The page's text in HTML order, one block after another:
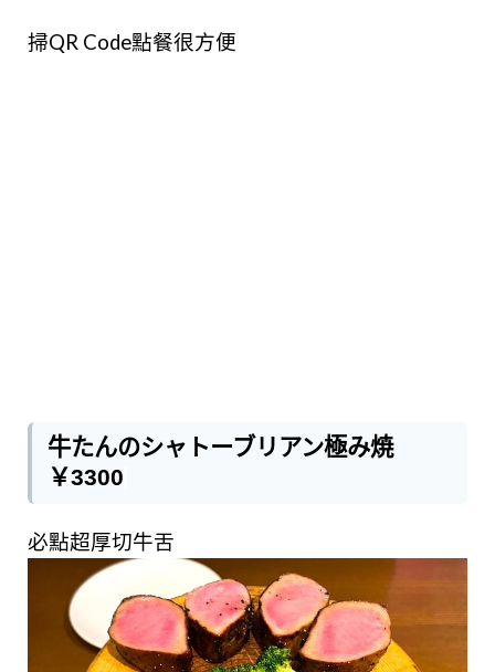
掃QR Code點餐很方便
牛たんのシャトーブリアン極み焼
￥3300
必點超厚切牛舌